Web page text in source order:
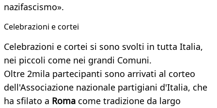
nazifascismo».
Celebrazioni e cortei
Celebrazioni e cortei si sono svolti in tutta Italia,
nei piccoli come nei grandi Comuni.
Oltre 2mila partecipanti sono arrivati al corteo
dell'Associazione nazionale partigiani d'Italia, che
ha sfilato a Roma come tradizione da largo